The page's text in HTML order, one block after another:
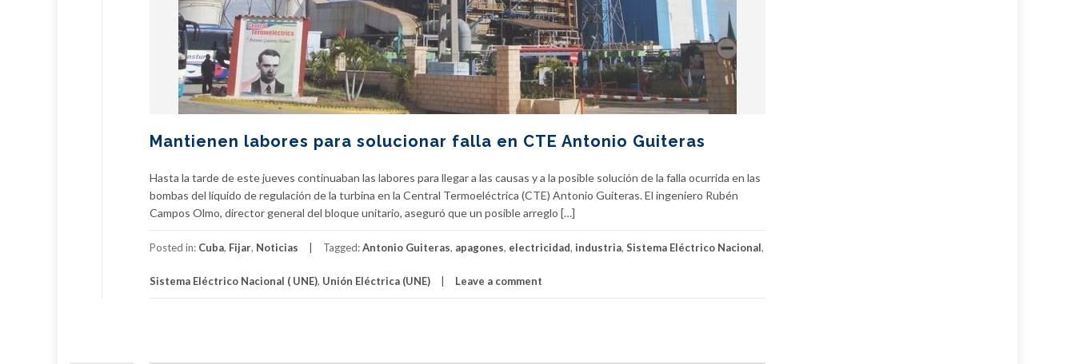
Mantienen labores para solucionar falla en CTE Antonio Guiteras
Hasta la tarde de este jueves continuaban las labores para llegar a las causas y a la posible solución de la falla ocurrida en las
bombas del líquido de regulación de la turbina en la Central Termoeléctrica (CTE) Antonio Guiteras. El ingeniero Rubén
Campos Olmo, director general del bloque unitario, aseguró que un posible arreglo […]
Posted in: Cuba, Fijar, Noticias Tagged:Antonio Guiteras, apagones, electricidad, industria, Sistema Eléctrico Nacional,
Sistema Eléctrico Nacional ( UNE), Unión Eléctrica (UNE) Leave a comment